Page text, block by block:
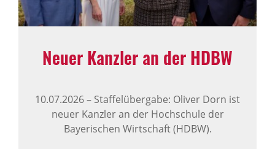
Neuer Kanzler an der HDBW
10.07.2026– Staffelübergabe: Oliver Dorn ist
neuer Kanzler an der Hochschule der
Bayerischen Wirtschaft (HDBW).